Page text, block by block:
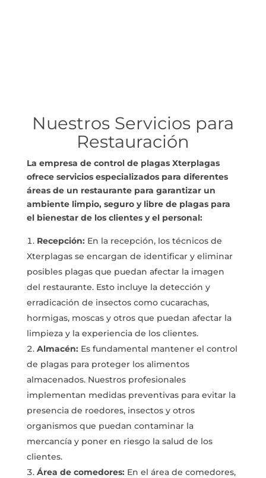
Nuestros Servicios para
Restauración
La empresa de control de plagas Xterplagas
ofrece servicios especializados para diferentes
áreas de un restaurante para garantizar un
ambiente limpio, seguro y libre de plagas para
el bienestar de los clientes y el personal:
Recepción: En la recepción, los técnicos de
Xterplagas se encargan de identificar y eliminar
posibles plagas que puedan afectar la imagen
del restaurante. Esto incluye la detección y
erradicación de insectos como cucarachas,
hormigas, moscas y otros que puedan afectar la
limpieza y la experiencia de los clientes.
Almacén: Es fundamental mantener el control
de plagas para proteger los alimentos
almacenados. Nuestros profesionales
implementan medidas preventivas para evitar la
presencia de roedores, insectos y otros
organismos que puedan contaminar la
mercancía y poner en riesgo la salud de los
clientes.
Área de comedores: En el área de comedores,